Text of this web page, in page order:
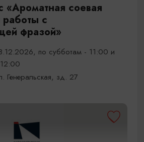
«Ароматная соевая
работы с
фразой»
по субботам - 11:00 и
Генеральская, зд. 27